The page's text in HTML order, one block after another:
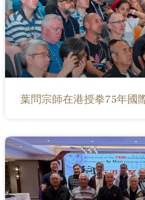
葉問宗師在港授拳75年國